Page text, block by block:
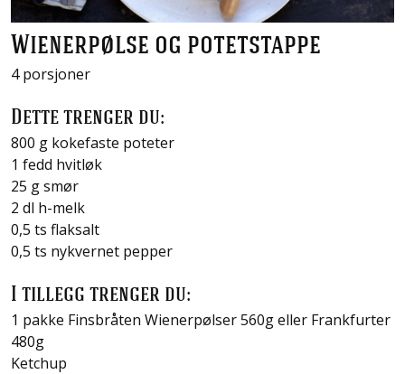
Wienerpølse og potetstappe
4 porsjoner
Dette trenger du:
800 g kokefaste poteter
1 fedd hvitløk
25 g smør
2 dl h-melk
0,5 ts flaksalt
0,5 ts nykvernet pepper
I tillegg trenger du:
1 pakke Finsbråten Wienerpølser 560g eller Frankfurter
480g
Ketchup